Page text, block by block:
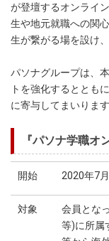
が登壇するオンライ
生や地元就職への関
生が繋がる場を設け
パソナグループは、
トを強化するととも
に寄与してまいります
『パソナ学職オ
開始 2020年7
対象
会員とな
等)に所属